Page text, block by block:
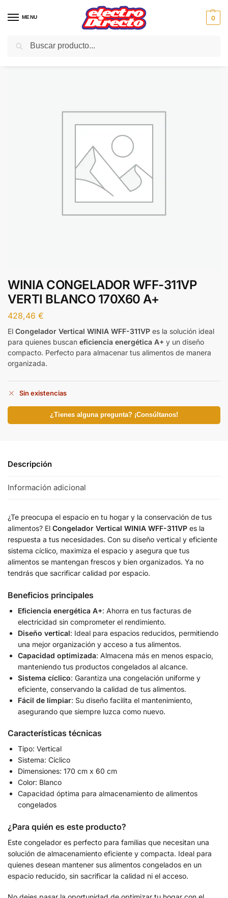
MENU 0
Inicio Gama blanca Congeladores
WINIA CONGELADOR WFF-311VP
VERTI BLANCO 170X60 A+
428,46 €
El Congelador Vertical WINIA WFF-311VP es la solución ideal
para quienes buscan eficiencia energética A+ y un diseño
compacto. Perfecto para almacenar tus alimentos de manera
organizada.
Sin existencias
¿Tienes alguna pregunta? ¡Consúltanos!
Descripción
Información adicional
¿Te preocupa el espacio en tu hogar y la conservación de tus
alimentos? El Congelador Vertical WINIA WFF-311VP es la
respuesta a tus necesidades. Con su diseño vertical y eficiente
sistema cíclico, maximiza el espacio y asegura que tus
alimentos se mantengan frescos y bien organizados. Ya no
tendrás que sacrificar calidad por espacio.
Beneficios principales
Eficiencia energética A+: Ahorra en tus facturas de
electricidad sin comprometer el rendimiento.
Diseño vertical: Ideal para espacios reducidos, permitiendo
una mejor organización y acceso a tus alimentos.
Capacidad optimizada: Almacena más en menos espacio,
manteniendo tus productos congelados al alcance.
Sistema cíclico: Garantiza una congelación uniforme y
eficiente, conservando la calidad de tus alimentos.
Fácil de limpiar: Su diseño facilita el mantenimiento,
asegurando que siempre luzca como nuevo.
Características técnicas
Tipo: Vertical
Sistema: Cíclico
Dimensiones: 170 cm x 60 cm
Color: Blanco
Capacidad óptima para almacenamiento de alimentos
congelados
¿Para quién es este producto?
Este congelador es perfecto para familias que necesitan una
solución de almacenamiento eficiente y compacta. Ideal para
quienes desean mantener sus alimentos congelados en un
espacio reducido, sin sacrificar la calidad ni el acceso.